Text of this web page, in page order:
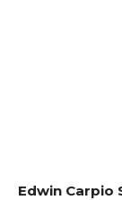
Edwin Carpio